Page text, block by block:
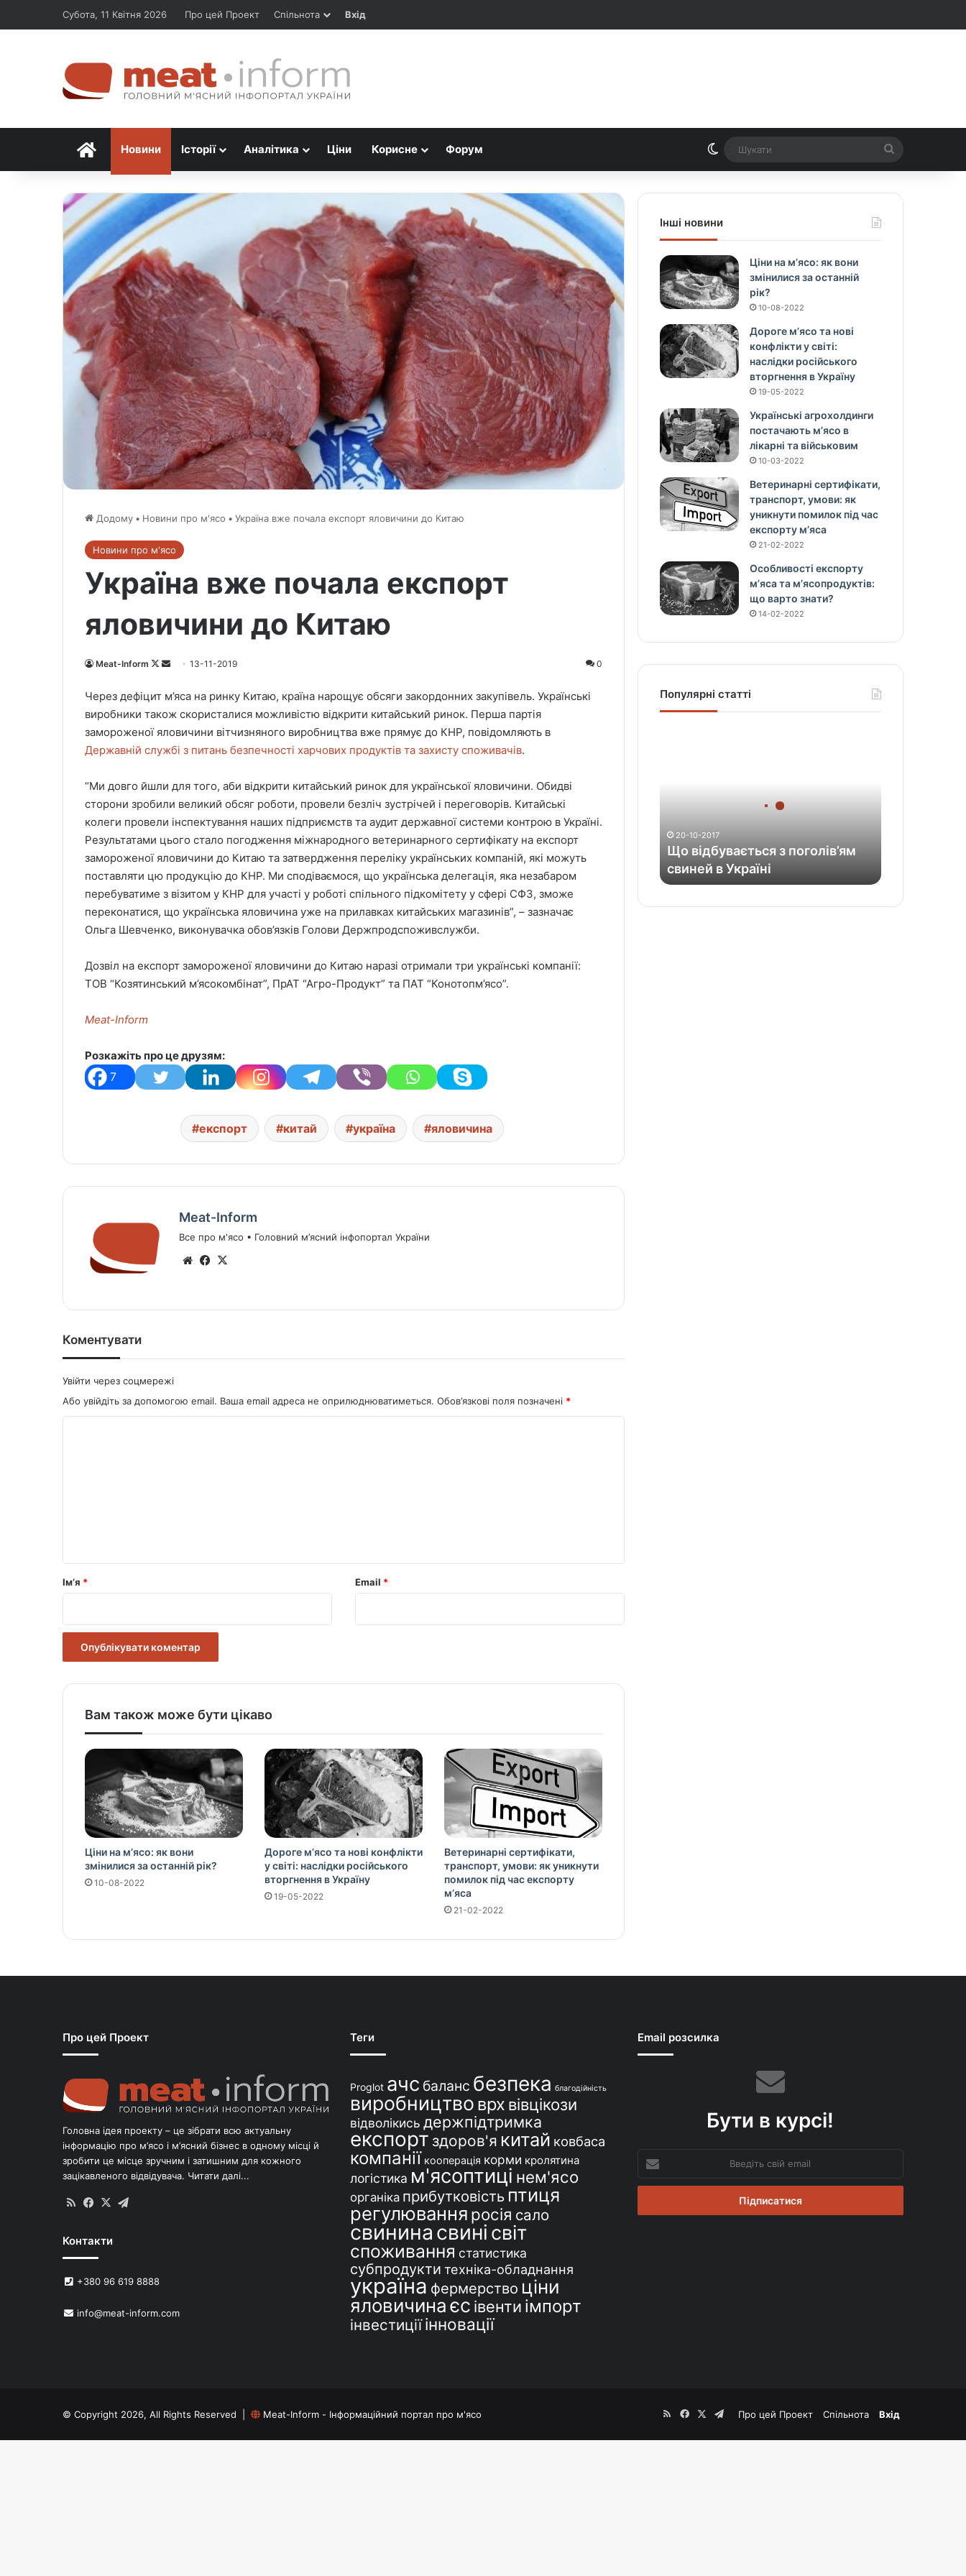
Субота, 11 Квітня 2026 Про цей Проект Спільнота Вхід
ГоловнаНовини Історії Аналітика Ціни Корисне Форум Switch skin
Додому • Новини про м'ясо • Україна вже почала експорт яловичини до Китаю
Новини про м'ясо
Україна вже почала експорт
яловичини до Китаю
Meat-Inform
F
l
o
w
n
X
n
d
a
n
m
a
13-11-2019 0
Через дефіцит м’яса на ринку Китаю, країна нарощує обсяги закордонних закупівель. Українські
виробники також скористалися можливістю відкрити китайський ринок. Перша партія
замороженої яловичини вітчизняного виробництва вже прямує до КНР, повідомляють в
Державній службі з питань безпечності харчових продуктів та захисту споживачів.
“Ми довго йшли для того, аби відкрити китайський ринок для української яловичини. Обидві
сторони зробили великий обсяг роботи, провели безліч зустрічей і переговорів. Китайські
колеги провели інспектування наших підприємств та аудит державної системи контрою в Україні.
Результатами цього стало погодження міжнародного ветеринарного сертифікату на експорт
замороженої яловичини до Китаю та затвердження переліку українських компаній, які можуть
поставляти цю продукцію до КНР. Ми сподіваємося, що українська делегація, яка незабаром
перебуватиме з візитом у КНР для участі у роботі спільного підкомітету у сфері СФЗ, зможе
переконатися, що українська яловичина уже на прилавках китайських магазинів”, – зазначає
Ольга Шевченко, виконувачка обов’язків Голови Держпродспоживслужби.
Дозвіл на експорт замороженої яловичини до Китаю наразі отримали три українські компанії:
ТОВ “Козятинський м’ясокомбінат”, ПрАТ “Агро-Продукт” та ПАТ “Конотопм’ясо”.
Meat-Inform
Розкажіть про це друзям:
7
експорт китай україна яловичина
Meat-Inform
Все про м'ясо • Головний м’ясний інфопортал України
We Fa
ok
Коментувати
Увійти через соцмережі
Або увійдіть за допомогою email. Ваша email адреса не оприлюднюватиметься. Обов’язкові поля позначені *
рІм’я * Email *
Вам також може бути цікаво
Ціни на м’ясо: як вони
змінилися за останній рік?
10-08-2022
Дороге м’ясо та нові конфлікти
у світі: наслідки російського
вторгнення в Україну
19-05-2022
Ветеринарні сертифікати,
транспорт, умови: як уникнути
помилок під час експорту
м’яса
21-02-2022
Інші новини
Ціни на м’ясо: як вони
змінилися за останній
рік?
10-08-2022
Дороге м’ясо та нові
конфлікти у світі:
наслідки російського
вторгнення в Україну
19-05-2022
Українські агрохолдинги
постачають м’ясо в
лікарні та військовим
10-03-2022
Ветеринарні сертифікати,
транспорт, умови: як
уникнути помилок під час
експорту м’яса
21-02-2022
Особливості експорту
м’яса та м’ясопродуктів:
що варто знати?
14-02-2022
Популярні статті
т
20-10-2017
Що відбувається з поголів’ям
свиней в Україні
Про цей Проект
Головна ідея проекту – це зібрати всю актуальну
інформацію про м’ясо і м’ясний бізнес в одному місці й
зробити це місце зручним і затишним для кожного
зацікавленого відвідувача. Читати далі...
RSS Facebook
X
Контакти
+380 96 619 8888
info@meat-inform.com
Теги
Proglot ачс баланс безпека благодійність
виробництво врх вівцікози
відволікись держпідтримка
експорт здоров'я китай ковбаса
компанії кооперація корми кролятина
логістика м'ясоптиці нем'ясо
органіка прибутковість птиця
регулювання росія сало
свинина свині світ
споживання статистика
субпродукти техніка-обладнання
україна фермерство ціни
яловичинаєс івенти імпорт
інвестиції інновації
Email розсилка
Бути в курсі!
свій
email
© Copyright 2026, All Rights Reserved | Meat-Inform - Інформаційний портал про м'ясо Про цей Проект Спільнота Вхід
RSSFacebookTelegram